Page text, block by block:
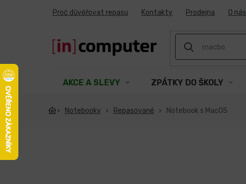
Proč důvěřovat repasu Kontakty Prodejna O nás
AKCE A SLEVY ZPÁTKY DO ŠKOLY
Notebooky Repasované Notebook s MacOS